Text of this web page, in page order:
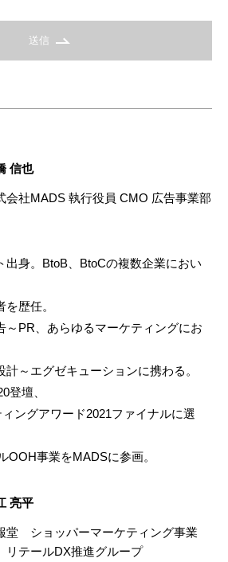
送信
信也
会社MADS 執行役員 CMO 広告事業部
出身。BtoB、BtoCの複数企業におい
歴任。
～PR、あらゆるマーケティングにお
～エグゼキューションに携わる。
登壇、
ングアワード2021ファイナルに選
OOH事業をMADSに参画。
亮平
堂 ショッパーマーケティング事業
テールDX推進グループ